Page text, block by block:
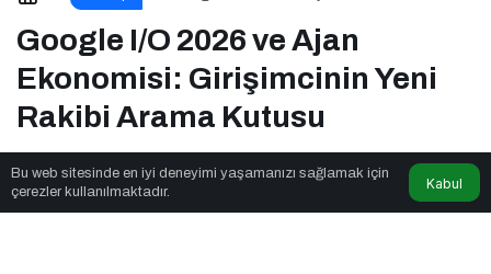
Google I/O 2026 ve Ajan
Ekonomisi: Girişimcinin Yeni
Rakibi Arama Kutusu
İstisnai Gazete
Bu web sitesinde en iyi deneyimi yaşamanızı sağlamak için
çerezler kullanılmaktadır.
Kabul